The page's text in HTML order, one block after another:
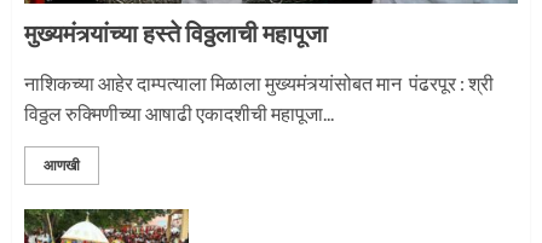
3
मुख्यमंत्र्यांच्या हस्ते विठ्ठलाची महापूजा
नाशिकच्या आहेर दाम्पत्याला मिळाला मुख्यमंत्र्यांसोबत मान पंढरपूर : श्री
विठ्ठल रुक्मिणीच्या आषाढी एकादशीची महापूजा...
आणखी